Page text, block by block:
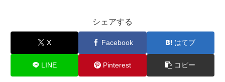
シェアする
X Facebook はてブ
LINE Pinterest コピー